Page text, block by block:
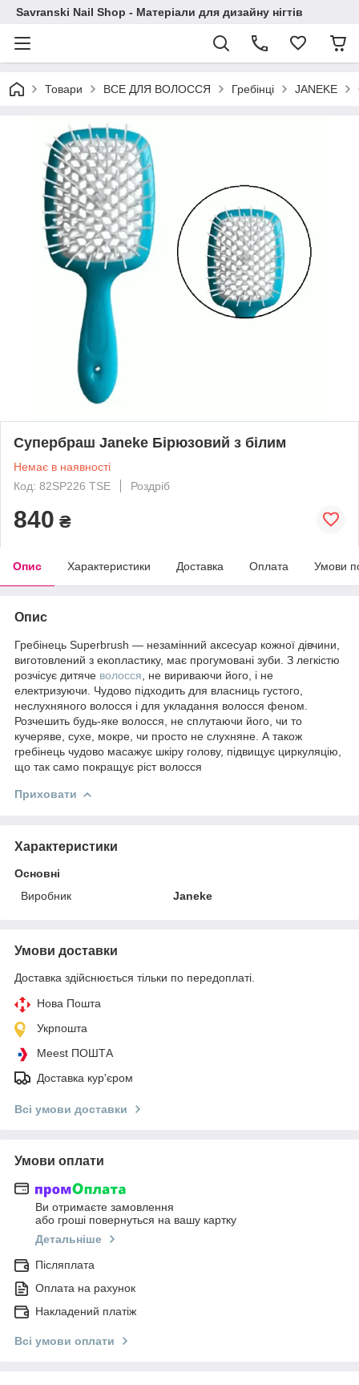
Savranski Nail Shop - Матеріали для дизайну нігтів
Товари ВСЕ ДЛЯ ВОЛОССЯ Гребінці JANEKE
Супербраш Janeke Бірюзовий з білим
Немає в наявності
Код: 82SP226 TSE
Роздріб
840 ₴
Опис Характеристики Доставка Оплата Умови
Опис
Гребінець Superbrush — незамінний аксесуар кожної дівчини,
виготовлений з екoпластику, має прогумовані зуби. З легкістю
розчісує дитяче волосся , не вириваючи його, і не
електризуючи. Чудово підходить для власниць густого,
неслухняного волосся і для укладання волосся феном.
Розчешить будь-яке волосся, не сплутаючи його, чи то
кучеряве, сухе, мокре, чи просто не слухняне. А також
гребінець чудово масажує шкіру голову, підвищує циркуляцію,
що так само покращує ріст волосся
Приховати
Характеристики
Основні
Виробник
Janeke
Умови доставки
Доставка здійснюється тільки по передоплаті.
Нова Пошта
Укрпошта
Meest ПОШТА
Доставка кур'єром
Всі умови доставки
Умови оплати
Ви отримаєте замовлення
або гроші повернуться на вашу картку
Детальніше
Післяплата
Оплата на рахунок
Накладений платіж
Всі умови оплати